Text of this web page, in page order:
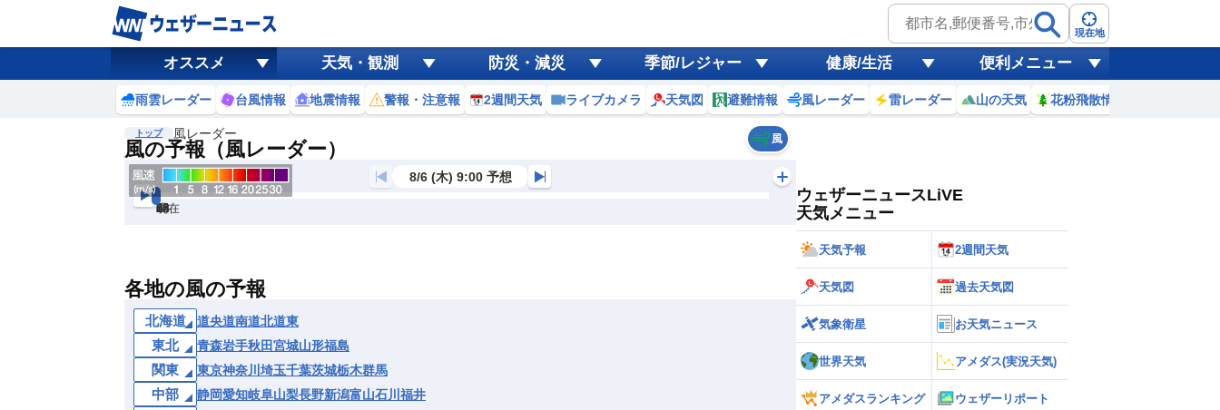
現在地
オススメ 天気・観測 防災・減災 季節/レジャー 健康/生活 便利メニュー
雨雲レーダー 台風情報 地震情報 警報・注意報 2週間天気 ライブカメラ 天気図 避難情報 風レーダー 雷レーダー 山の天気 花粉飛散情報
トップ 風レーダー
風の予報（風レーダー） 風
風
黄砂
天気 台風
8/6 (木) 9:00 予想
現在
6h
12
24
36
48
60
72
各地の風の予報
北海道 道央道南道北道東
東北 青森岩手秋田宮城山形福島
関東 東京神奈川 埼玉千葉茨城栃木群馬
中部 静岡愛知岐阜山梨長野新潟富山石川 福井
ウェザーニュースLiVE
天気メニュー
天気予報 2週間天気
天気図 過去天気図
気象衛星 お天気ニュース
世界天気 アメダス(実況天気)
アメダスランキング ウェザーリポート